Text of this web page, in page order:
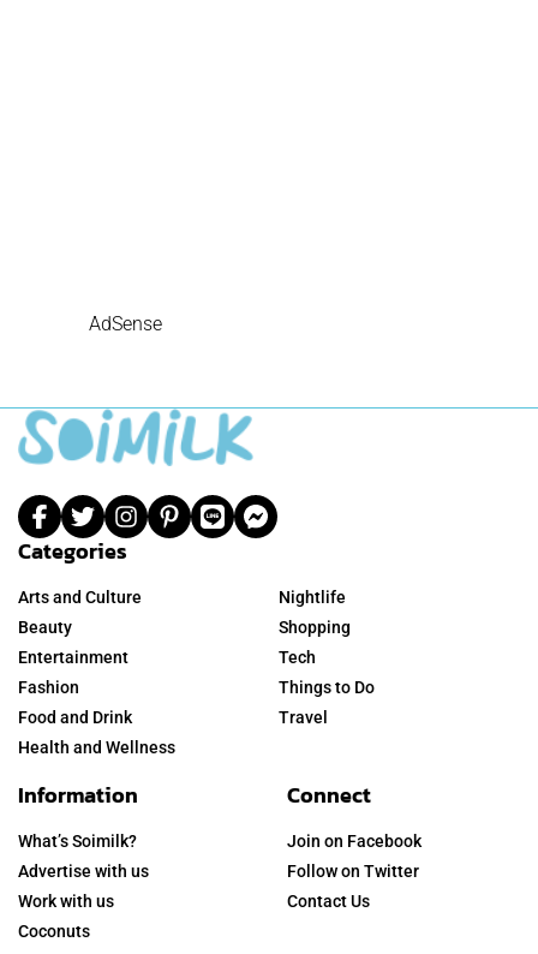
AdSense
Categories
Arts and Culture
Beauty
Entertainment
Fashion
Food and Drink
Health and Wellness
Nightlife
Shopping
Tech
Things to Do
Travel
Information
What’s Soimilk?
Advertise with us
Work with us
Coconuts
Connect
Join on Facebook
Follow on Twitter
Contact Us